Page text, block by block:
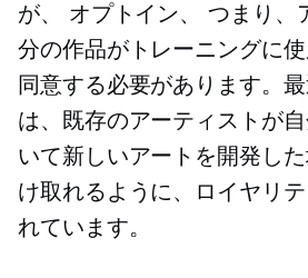
が、 オプトイン、
つまり、
分の作品がトレーニングに
同意する必要があります。
は、既存のアーティストが
いて新しいアートを開発し
け取れるように、ロイヤリ
れています。